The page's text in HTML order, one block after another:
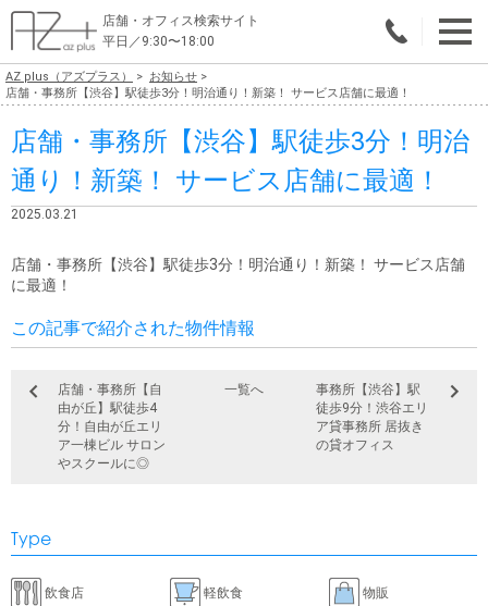
店舗・オフィス検索サイト
平日／9:30〜18:00
物件総合検索
エリアで探す
業種で探す
賃料から探す
こだわりで探す
テナントビルオーナー様へ
店舗・オフィスの内装会社を探す
AZ plus（アズプラス）
お知らせ
店舗・事務所【渋谷】駅徒歩3分！明治通り！新築！ サービス店舗に最適！
店舗・事務所【渋谷】駅徒歩3分！明治
通り！新築！ サービス店舗に最適！
2025.03.21
店舗・事務所【渋谷】駅徒歩3分！明治通り！新築！ サービス店舗
に最適！
この記事で紹介された物件情報
店舗・事務所【自
由が丘】駅徒歩4
分！自由が丘エリ
ア一棟ビル サロン
やスクールに◎
一覧へ
事務所【渋谷】駅
徒歩9分！渋谷エリ
ア貸事務所 居抜き
の貸オフィス
Type
飲食店 軽飲食 物販